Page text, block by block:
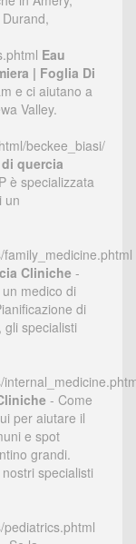
Eau
| Foglia Di
e ci aiutano a
Valley.
beckee_biasi/
quercia
è specializzata
un
Cliniche -
medico di
di
gli specialisti
- Come
per aiutare il
e spot
grandi.
specialisti